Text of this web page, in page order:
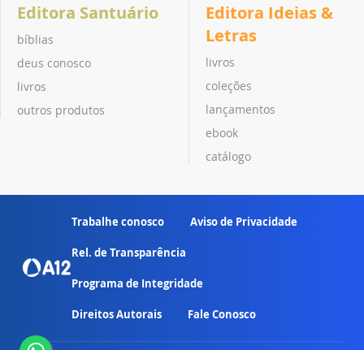
Editora Santuário
bíblias
deus conosco
livros
outros produtos
Editora Ideias &
Letras
livros
coleções
lançamentos
ebook
catálogo
Trabalhe conosco Aviso de Privacidade
Rel. de Transparência
Programa de Integridade
Direitos Autorais Fale Conosco